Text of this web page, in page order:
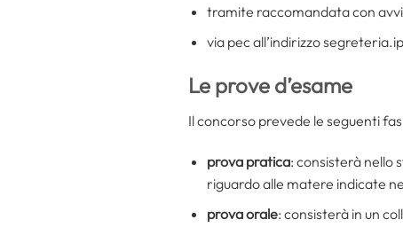
tramite raccomandata con
via pec all’indirizzo
Le prove d’esame
Il concorso prevede le seguenti
prova pratica: consisterà nello
riguardo alle matere indicate
prova orale: consisterà in un